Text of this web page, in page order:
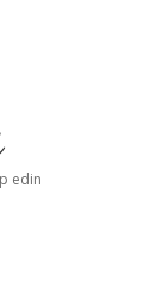
edin